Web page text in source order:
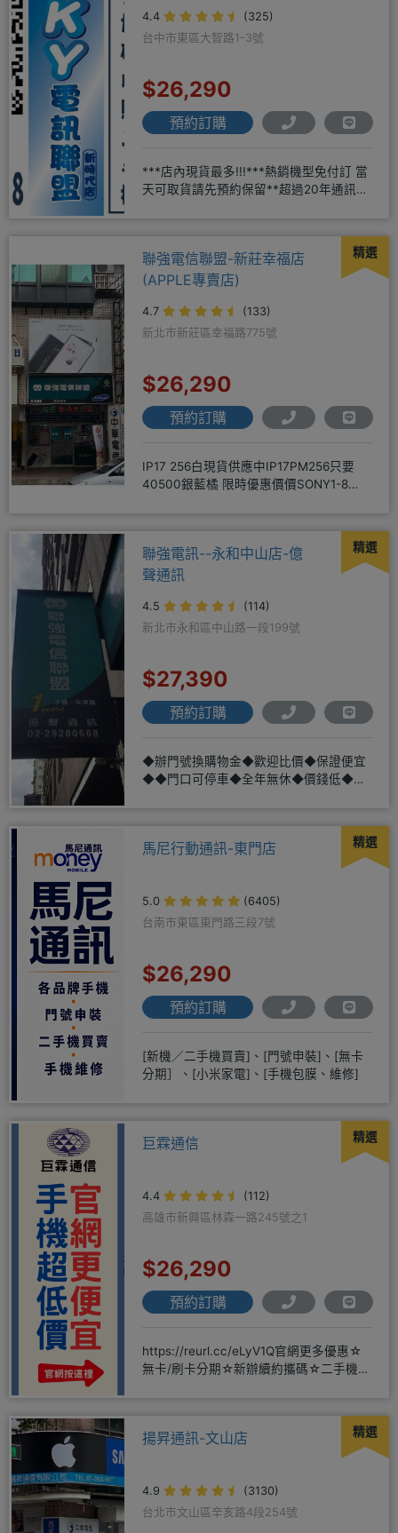
4.4
(325)
台中市東區大智路1-3號
$26,290
預約訂購
***店內現貨最多!!!***熱銷機型免付訂 當
天可取貨請先預約保留**超過20年通訊經
精選
聯強電信聯盟-新莊幸福店
(APPLE專賣店)
4.7
(133)
新北市新莊區幸福路775號
$26,290
預約訂購
IP17 256白現貨供應中IP17PM256只要
40500銀藍橘 限時優惠價價SONY1-8
精選
聯強電訊--永和中山店-億
聲通訊
4.5
(114)
新北市永和區中山路一段199號
$27,390
預約訂購
◆辦門號換購物金◆歡迎比價◆保證便宜
◆◆門口可停車◆全年無休◆價錢低◆服
精選
馬尼行動通訊-東門店
5.0
(6405)
台南市東區東門路三段7號
$26,290
預約訂購
[新機／二手機買賣]、[門號申裝]、[無卡
分期］、[小米家電]、[手機包膜、維修]
精選
巨霖通信
4.4
(112)
高雄市新興區林森一路245號之1
$26,290
預約訂購
https://reurl.cc/eLyV1Q官網更多優惠☆
無卡/刷卡分期☆新辦續約攜碼☆二手機買
精選
揚昇通訊-文山店
4.9
(3130)
台北市文山區辛亥路4段254號